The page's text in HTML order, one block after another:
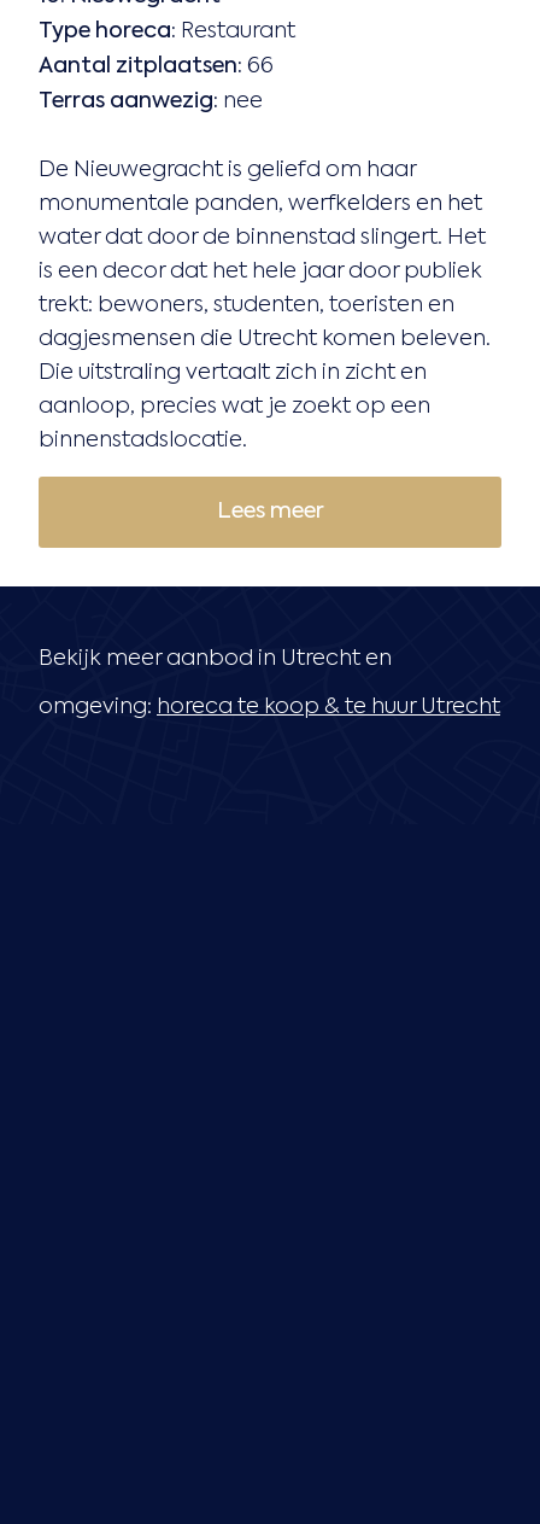
Type horeca: Restaurant
Aantal zitplaatsen: 66
Terras aanwezig: nee
De Nieuwegracht is geliefd om haar
monumentale panden, werfkelders en het
water dat door de binnenstad slingert. Het
is een decor dat het hele jaar door publiek
trekt: bewoners, studenten, toeristen en
dagjesmensen die Utrecht komen beleven.
Die uitstraling vertaalt zich in zicht en
aanloop, precies wat je zoekt op een
binnenstadslocatie.
Lees meer
Bekijk meer aanbod in Utrecht en
omgeving: horeca te koop & te huur Utrecht